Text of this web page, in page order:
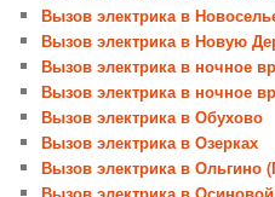
Вызов электрика в
Вызов электрика в Новую
Вызов электрика в ночное
Вызов электрика в ночное
Вызов электрика в Обухово
Вызов электрика в Озерках
Вызов электрика в Ольгино